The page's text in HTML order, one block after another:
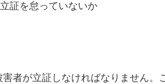
証を怠っていないか
者が立証しなければなりません。